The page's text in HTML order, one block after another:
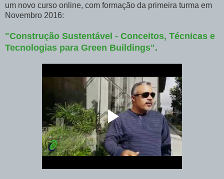
um novo curso online, com formação da primeira turma em
Novembro 2016:
"Construção Sustentável - Conceitos, Técnicas e
Tecnologias para Green Buildings".